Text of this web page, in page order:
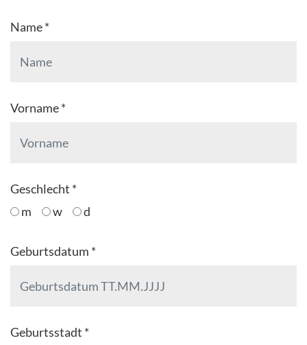
Name *
Vorname *
Geschlecht *
m
w d
Geburtsdatum *
Geburtsstadt *